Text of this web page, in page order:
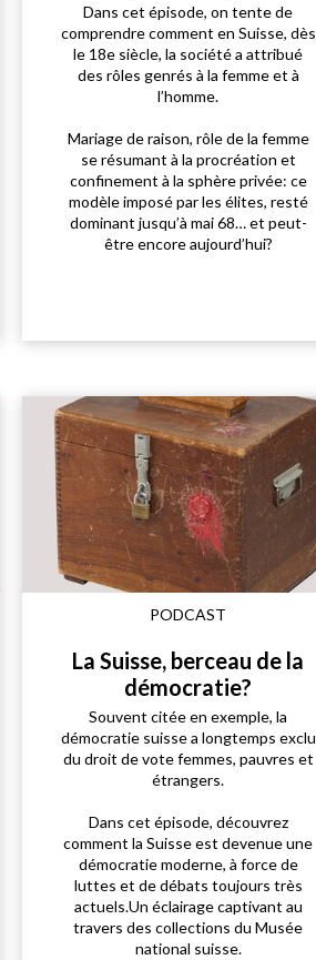
Dans cet épisode, on tente de
comprendre comment en Suisse, dès
le 18e siècle, la société a attribué
des rôles genrés à la femme et à
l’homme.
Mariage de raison, rôle de la femme
se résumant à la procréation et
confinement à la sphère privée: ce
modèle imposé par les élites, resté
dominant jusqu’à mai 68… et peut-
être encore aujourd’hui?
PODCAST
La Suisse, berceau de la
démocratie?
Souvent citée en exemple, la
démocratie suisse a longtemps exclu
du droit de vote femmes, pauvres et
étrangers.
Dans cet épisode, découvrez
comment la Suisse est devenue une
démocratie moderne, à force de
luttes et de débats toujours très
actuels.Un éclairage captivant au
travers des collections du Musée
national suisse.